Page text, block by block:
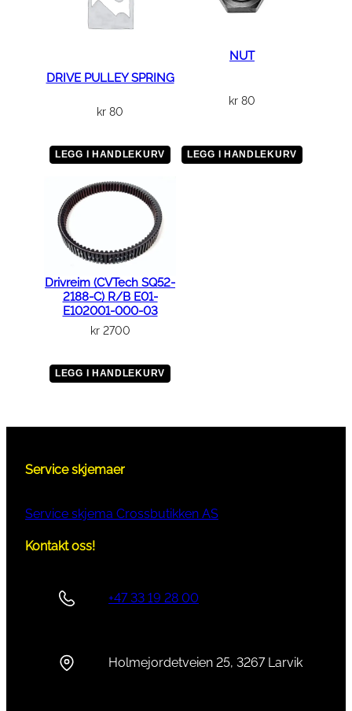
DRIVE PULLEY SPRING
kr 80
LEGG I HANDLEKURV
NUT
kr 80
LEGG I HANDLEKURV
Drivreim (CVTech SQ52-
2188-C) R/B E01-
E102001-000-03
kr2700
LEGG I HANDLEKURV
Service skjemaer
Service skjema Crossbutikken AS
Kontakt oss!
+47 33 19 28 00
Holmejordetveien 25, 3267 Larvik